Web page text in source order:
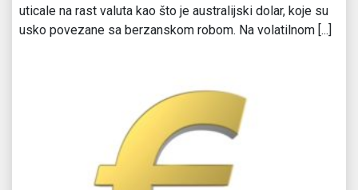
uticale na rast valuta kao što je australijski dolar, koje su
usko povezane sa berzanskom robom. Na volatilnom [...]